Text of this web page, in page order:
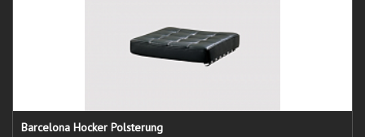
Barcelona Hocker Polsterung